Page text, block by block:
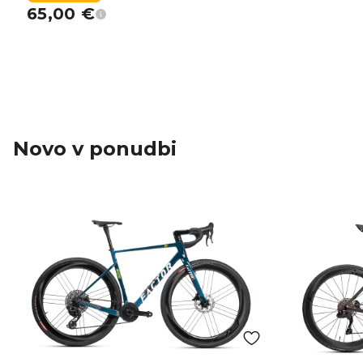
65,00 €
Novo v ponudbi